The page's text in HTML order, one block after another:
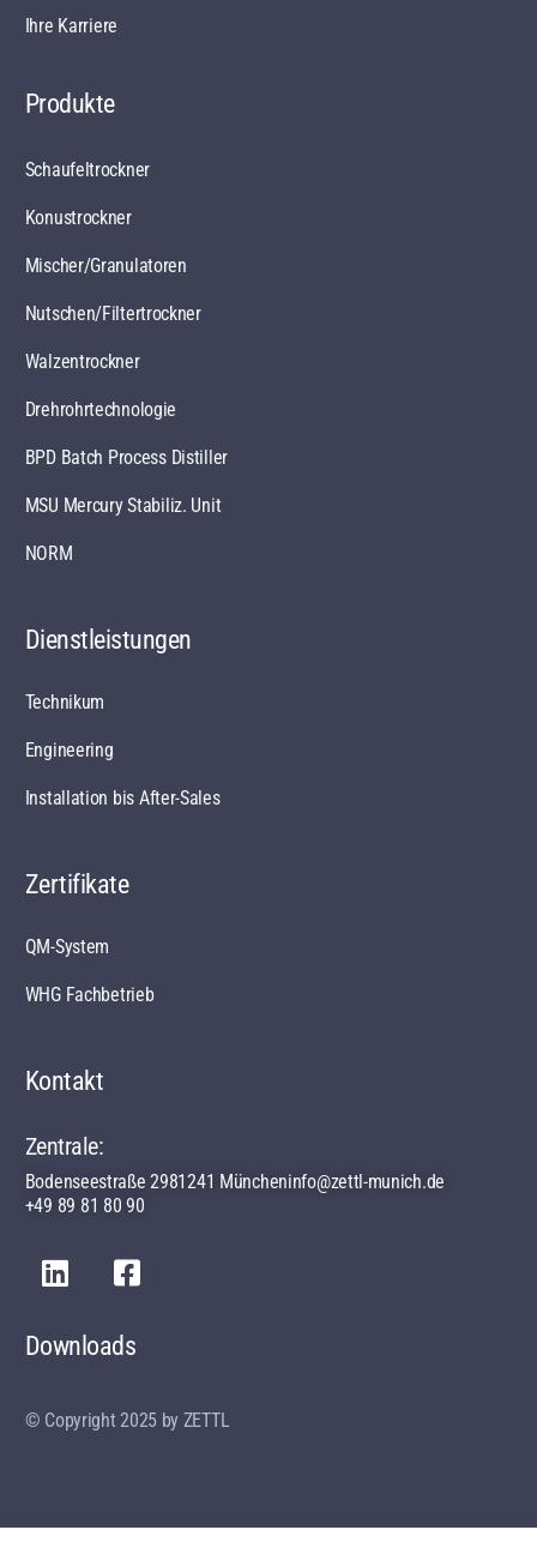
Ihre Karriere
Produkte
Schaufeltrockner
Konustrockner
Mischer/Granulatoren
Nutschen/Filtertrockner
Walzentrockner
Drehrohrtechnologie
BPD Batch Process Distiller
MSU Mercury Stabiliz. Unit
NORM
Dienstleistungen
Technikum
Engineering
Installation bis After-Sales
Zertifikate
QM-System
WHG Fachbetrieb
Kontakt
Zentrale:
Bodenseestraße 2981241 Müncheninfo@zettl-munich.de
+49 89 81 80 90
Downloads
© Copyright 2025 by ZETTL